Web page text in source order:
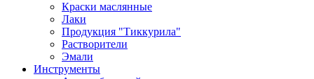
Краски маслянные
Лаки
Продукция "Тиккурила"
Растворители
Эмали
Инструменты